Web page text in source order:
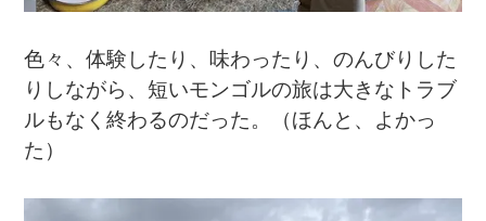
色々、体験したり、味わったり、のんびりした
りしながら、短いモンゴルの旅は大きなトラブ
ルもなく終わるのだった。（ほんと、よかっ
た）